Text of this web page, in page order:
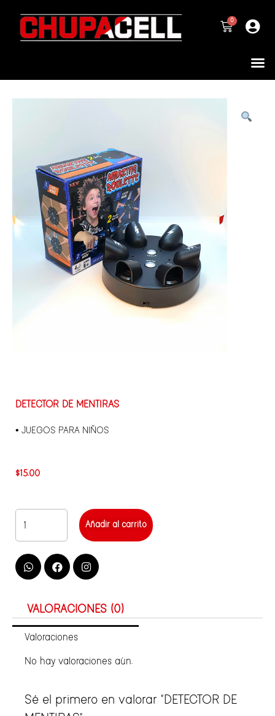
DETECTOR DE MENTIRAS
• JUEGOS PARA NIÑOS
$15.00
Añadir al carrito
VALORACIONES (0)
Valoraciones
No hay valoraciones aún.
Sé el primero en valorar “DETECTOR DE